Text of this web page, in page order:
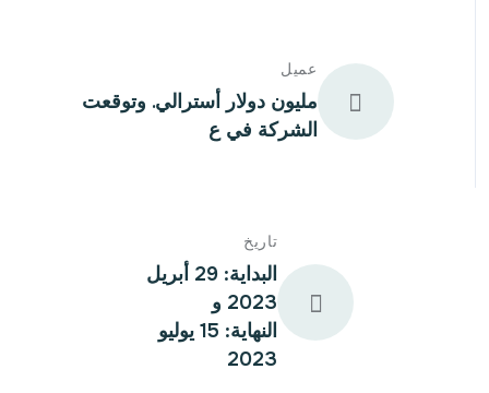
عميل
مليون دولار أسترالي. وتوقعت
الشركة في ع
تاريخ
البداية: 29 أبريل
2023 و
النهاية: 15 يوليو
2023